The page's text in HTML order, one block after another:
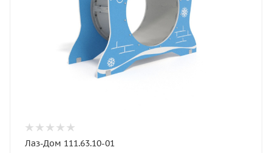
Лаз-Дом 111.63.10-01